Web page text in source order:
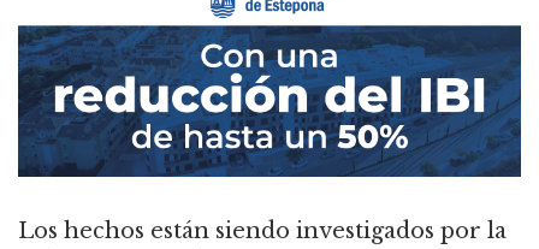
Los hechos están siendo investigados por la